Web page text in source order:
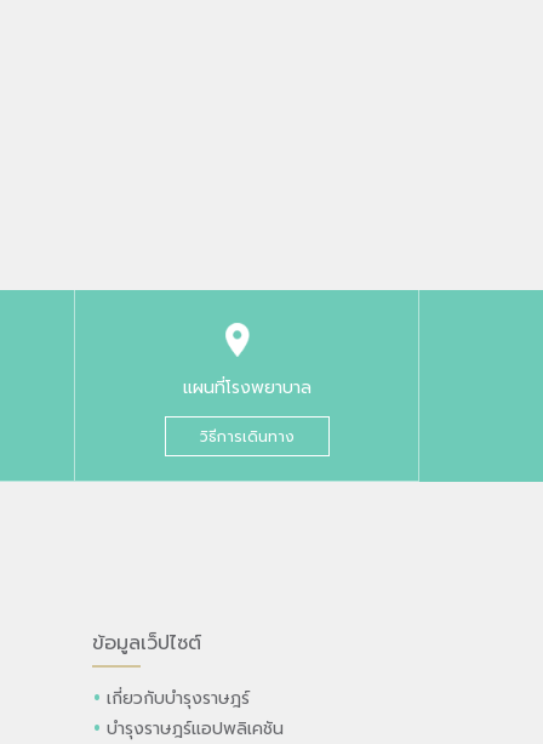
แผนที่โรงพยาบาล
วิธีการเดินทาง
ข้อมูลเว็ปไซต์
เกี่ยวกับบำรุงราษฎร์
บำรุงราษฎร์แอปพลิเคชัน